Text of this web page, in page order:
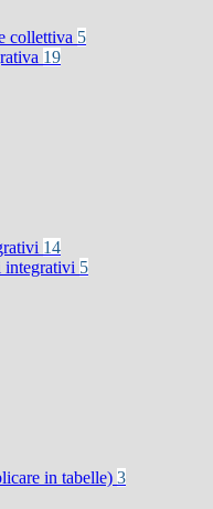
collettiva 5
19
14
integrativi 5
in tabelle) 3